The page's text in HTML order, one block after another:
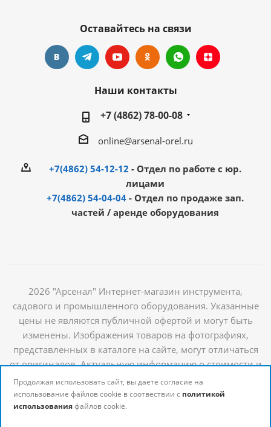
Оставайтесь на связи
Наши контакты
+7 (4862) 78-00-08
online@arsenal-orel.ru
+7(4862) 54-12-12 - Отдел по работе с юр.
лицами
+7(4862) 54-04-04 - Отдел по продаже зап.
частей / аренде оборудования
2026 "Арсенал" Интернет-магазин инструмента,
садового и промышленного оборудования. Указанные
цены не являются публичной офертой и могут быть
изменены. Изображения товаров на фотографиях,
представленных в каталоге на сайте, могут отличаться
от оригиналов. Актуальную информацию о стоимости и
наличии товаров можно получить у наших
менеджеров
Продолжая использовать сайт, вы даете согласие на
использование файлов cookie в соотвествии с политикой
использованияфайлов cookie.